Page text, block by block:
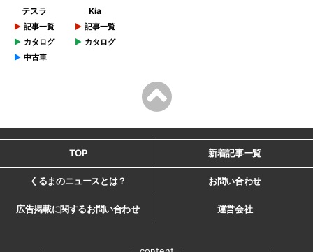
テスラ
記事一覧
カタログ
中古車
Kia
記事一覧
カタログ
TOP 新着記事一覧
くるまのニュースとは？ お問い合わせ
広告掲載に関するお問い合わせ 運営会社